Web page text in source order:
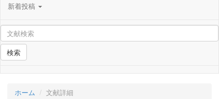
新着投稿
検索
ホーム 文献詳細